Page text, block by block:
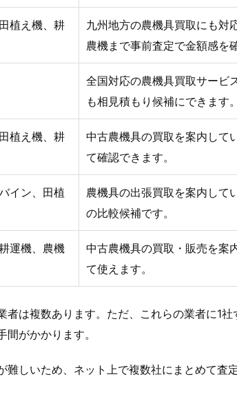
植え機、耕
九州地方の農機具買取にも対
農機まで事前査定で金額感を
全国対応の農機具買取サービ
も相見積もり候補にできます。
植え機、耕
中古農機具の買取を案内して
て確認できます。
イン、田植
農機具の出張買取を案内して
の比較候補です。
運機、農機
中古農機具の買取・販売を案
て使えます。
は複数あります。ただ、これらの業者に1
がかかります。
しいため、ネット上で複数社にまとめて査